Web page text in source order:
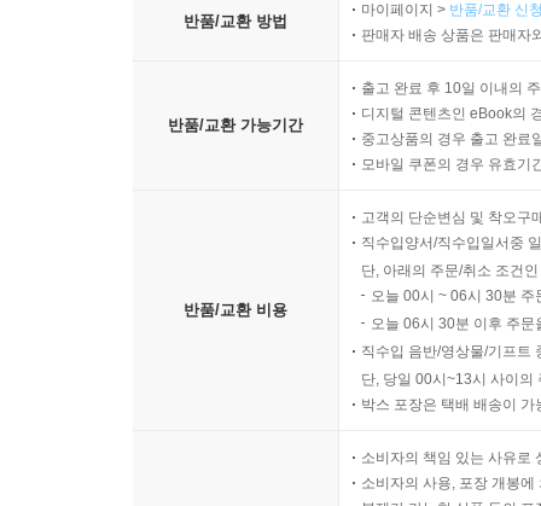
작업에 불온한 질척임의 질감과 그것에 공진
감당할 수 있겠는가?
읽는 동안 ‘철썩’ 들러붙을지 모를 ‘그것’을!
이토록 창조적이고 신선하면서, 호러 미스터리라
이야기의 안팎과 시공간이 얽히고 뒤틀린 서사
더 혼란스럽고 서늘한 공포의 음습한 습지로 서
서사는 감각이 혼란된 독자들을 입구와 출구가
모른다는 현실의 불길함 한가운데 깊숙이 떨어뜨
그리고 우리를 결박한 공포를 비로소 눈치챘
반품/교환 방법
마이페이지 > 반품/교환 신
판매자 배송 상품은 판매자
반품/교환 가능기간
출고 완료 후 10일 이내의
디지털 콘텐츠인 eBook의
중고상품의 경우 출고 완료
모바일 쿠폰의 경우 유효기
반품/교환 비용
고객의 단순변심 및 착오구
직수입양서/직수입일서중
단, 아래의 주문/취소 조건
오늘 00시 ~ 06시 30분
오늘 06시 30분 이후 주
직수입 음반/영상물/기프트
단, 당일 00시~13시 사이의
박스 포장은 택배 배송이
소비자의 책임 있는 사유로
소비자의 사용, 포장 개봉